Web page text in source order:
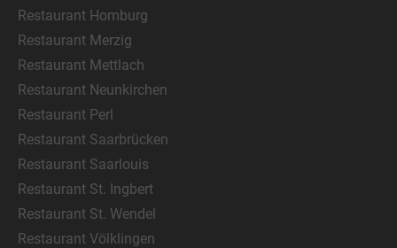
Restaurant Homburg
Restaurant Merzig
Restaurant Mettlach
Restaurant Neunkirchen
Restaurant Perl
Restaurant Saarbrücken
Restaurant Saarlouis
Restaurant St. Ingbert
Restaurant St. Wendel
Restaurant Völklingen